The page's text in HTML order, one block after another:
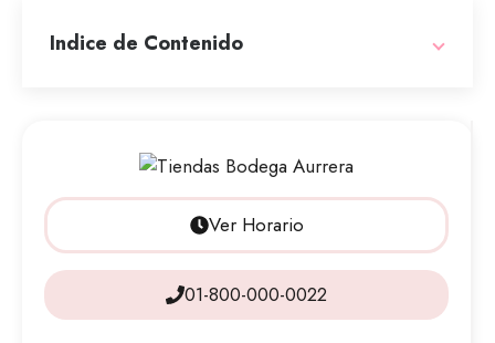
Indice de Contenido
Ver Horario
01-800-000-0022